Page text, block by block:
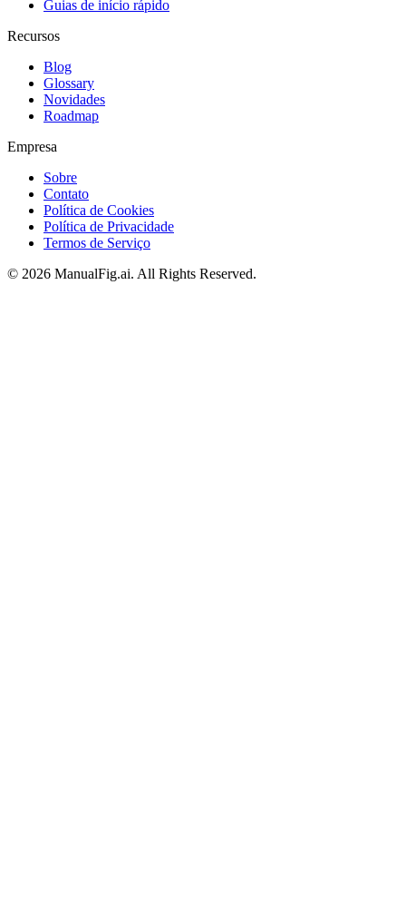
Guias de início rápido
Recursos
Blog
Glossary
Novidades
Roadmap
Empresa
Sobre
Contato
Política de Cookies
Política de Privacidade
Termos de Serviço
© 2026 ManualFig.ai. All Rights Reserved.